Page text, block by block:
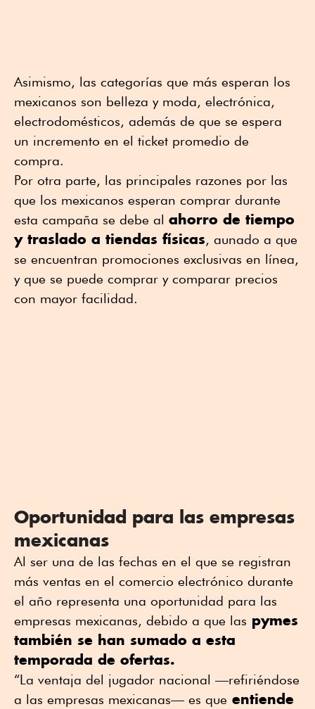
Asimismo, las categorías que más esperan los
mexicanos son belleza y moda, electrónica,
electrodomésticos, además de que se espera
un incremento en el ticket promedio de
compra.
Por otra parte, las principales razones por las
que los mexicanos esperan comprar durante
esta campaña se debe al ahorro de tiempo
y traslado a tiendas físicas, aunado a que
se encuentran promociones exclusivas en línea,
y que se puede comprar y comparar precios
con mayor facilidad.
Oportunidad para las empresas
mexicanas
Al ser una de las fechas en el que se registran
más ventas en el comercio electrónico durante
el año representa una oportunidad para las
empresas mexicanas, debido a que las pymes
también se han sumado a esta
temporada de ofertas.
“La ventaja del jugador nacional —refiriéndose
a las empresas mexicanas— es que entiende